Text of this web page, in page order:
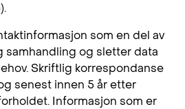
som en del av
samhandling og sletter data
Skriftlig korrespondanse
senest innen 5 år etter
Informasjon som er